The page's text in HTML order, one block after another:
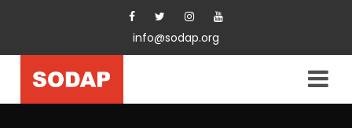
info@sodap.org